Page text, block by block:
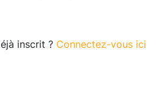
inscrit ? Connectez-vous ici